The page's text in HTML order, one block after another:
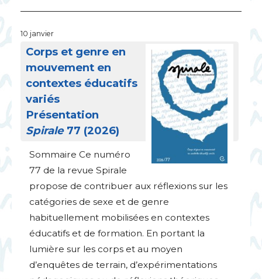
10 janvier
Corps et genre en
mouvement en
contextes éducatifs
variés
Présentation
Spirale77 (2026)
Sommaire Ce numéro
77 de la revue Spirale
propose de contribuer aux réflexions sur les
catégories de sexe et de genre
habituellement mobilisées en contextes
éducatifs et de formation. En portant la
lumière sur les corps et au moyen
d’enquêtes de terrain, d’expérimentations